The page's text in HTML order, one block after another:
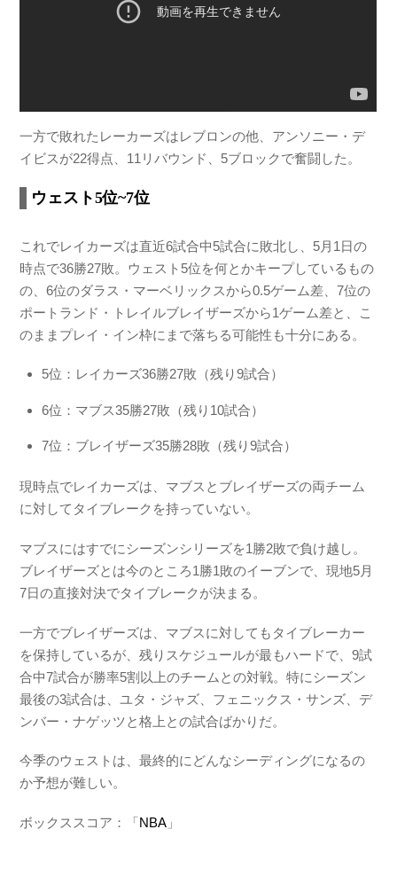
一方で敗れたレーカーズはレブロンの他、アンソニー・デ
イビスが22得点、11リバウンド、5ブロックで奮闘した。
ウェスト5位~7位
これでレイカーズは直近6試合中5試合に敗北し、5月1日の
時点で36勝27敗。ウェスト5位を何とかキープしているもの
の、6位のダラス・マーベリックスから0.5ゲーム差、7位の
ポートランド・トレイルブレイザーズから1ゲーム差と、こ
のままプレイ・イン枠にまで落ちる可能性も十分にある。
5位：レイカーズ36勝27敗（残り9試合）
6位：マブス35勝27敗（残り10試合）
7位：ブレイザーズ35勝28敗（残り9試合）
現時点でレイカーズは、マブスとブレイザーズの両チーム
に対してタイブレークを持っていない。
マブスにはすでにシーズンシリーズを1勝2敗で負け越し。
ブレイザーズとは今のところ1勝1敗のイーブンで、現地5月
7日の直接対決でタイブレークが決まる。
一方でブレイザーズは、マブスに対してもタイブレーカー
を保持しているが、残りスケジュールが最もハードで、9試
合中7試合が勝率5割以上のチームとの対戦。特にシーズン
最後の3試合は、ユタ・ジャズ、フェニックス・サンズ、デ
ンバー・ナゲッツと格上との試合ばかりだ。
今季のウェストは、最終的にどんなシーディングになるの
か予想が難しい。
ボックススコア：「NBA 」